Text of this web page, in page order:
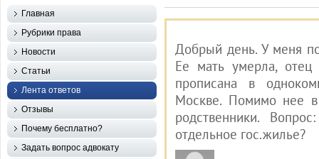
Добрый день. У меня
Ее мать умерла, отец
прописана в
Москве. Помимо нее
родственники.
отдельное гос.жилье?
Главная
Рубрики права
Новости
Статьи
Лента ответов
Отзывы
Почему бесплатно?
Задать вопрос адвокату